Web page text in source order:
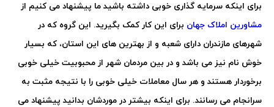
برای اینکه سرمایه گذاری خوبی داشته باشید ما پیشنهاد می کنیم از
مشاورین املاک جهان برای این کار کمک بگیرید. این گروه که در
شهرهای مازندران دارای شعبه و از بهترین های این استان، که بسیار
خوش نام نیز می باشد و در بین مردمان شهر از محبوبیت خیلی خوبی
برخوردار هستند و هر سال معاملات خیلی خوبی را با نتیجه مثبت به
سرانجام می رسانند. برای اینکه بیشتر در موردشان بدانید پیشنهاد می